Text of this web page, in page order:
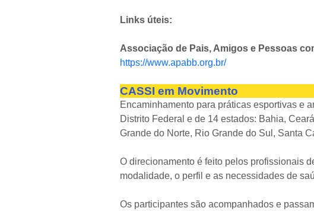
Links úteis:
Associação de Pais, Amigos e Pessoas
https://www.apabb.org.br/
CASSI em Movimento
Encaminhamento para práticas esportivas e
Distrito Federal e de 14 estados: Bahia,
Grande do Norte, Rio Grande do Sul, Santa
O direcionamento é feito pelos profissionais
modalidade, o perfil e as necessidades de
Os participantes são acompanhados e